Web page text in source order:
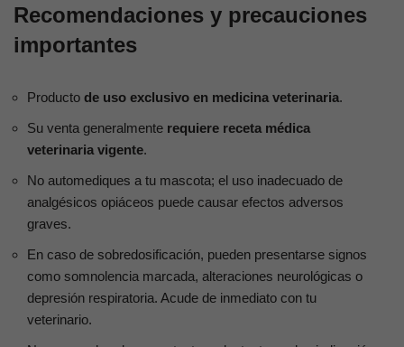
Recomendaciones y precauciones
importantes
Producto de uso exclusivo en medicina veterinaria.
Su venta generalmente requiere receta médica
veterinaria vigente.
No automediques a tu mascota; el uso inadecuado de
analgésicos opiáceos puede causar efectos adversos
graves.
En caso de sobredosificación, pueden presentarse signos
como somnolencia marcada, alteraciones neurológicas o
depresión respiratoria. Acude de inmediato con tu
veterinario.